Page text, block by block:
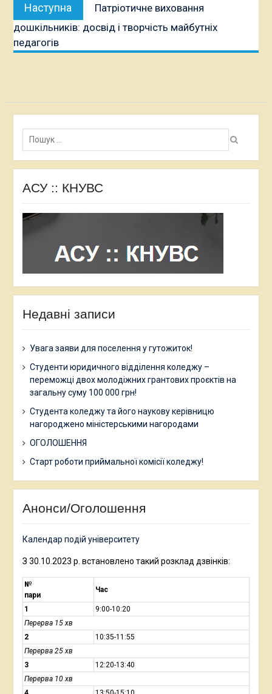
Наступна
публікація:
Патріотичне виховання
дошкільників: досвід і творчість майбутніх
педагогів
Пошук:
АСУ :: КНУВС
Недавні записи
Увага заяви для поселення у гутожиток!
Студенти юридичного відділення коледжу –
переможці двох молодіжних грантових проєктів на
загальну суму 100 000 грн!
Студента коледжу та його наукову керівницю
нагороджено міністерськими нагородами
ОГОЛОШЕННЯ
Старт роботи приймальної комісії коледжу!
Анонси/Оголошення
Календар подій університету
З 30.10.2023 р. встановлено такий розклад дзвінків:
№
пари
Час
1
9:00-10:20
Перерва 15 хв
2
10:35-11:55
Перерва 25 хв
3
12:20-13:40
Перерва 10 хв